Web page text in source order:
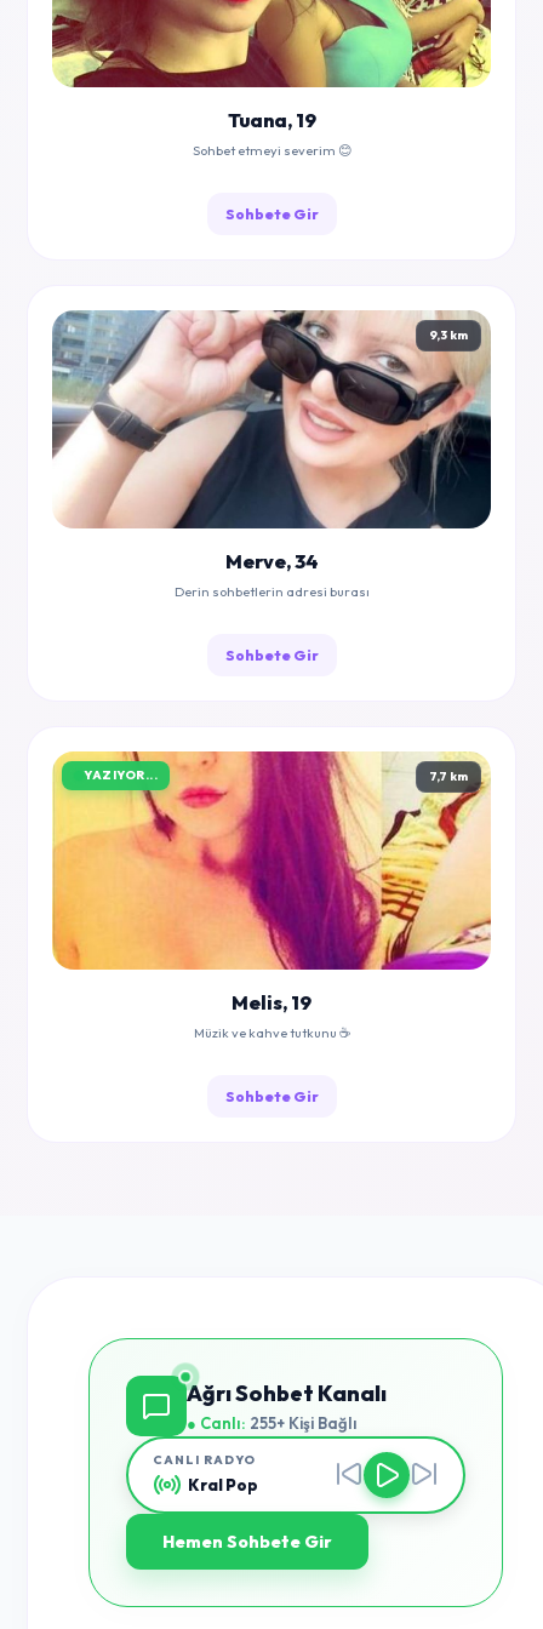
Tuana, 19
Sohbet etmeyi severim 😊
Sohbete Gir
9,3 km
Merve, 34
Derin sohbetlerin adresi burası
Sohbete Gir
YAZIYOR... 7,7 km
Melis, 19
Müzik ve kahve tutkunu ☕
Sohbete Gir
Ağrı Sohbet Kanalı
● Canlı: 255+ Kişi Bağlı
CANLI RADYO
Kral Pop
Hemen Sohbete Gir